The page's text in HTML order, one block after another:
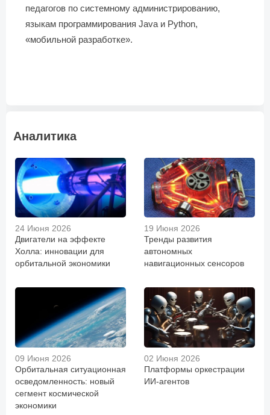
педагогов по системному администрированию,
языкам программирования Java и Python,
«мобильной разработке».
Аналитика
24 Июня 2026
Двигатели на эффекте
Холла: инновации для
орбитальной экономики
19 Июня 2026
Тренды развития
автономных
навигационных сенсоров
09 Июня 2026
Орбитальная ситуационная
осведомленность: новый
сегмент космической
экономики
02 Июня 2026
Платформы оркестрации
ИИ-агентов